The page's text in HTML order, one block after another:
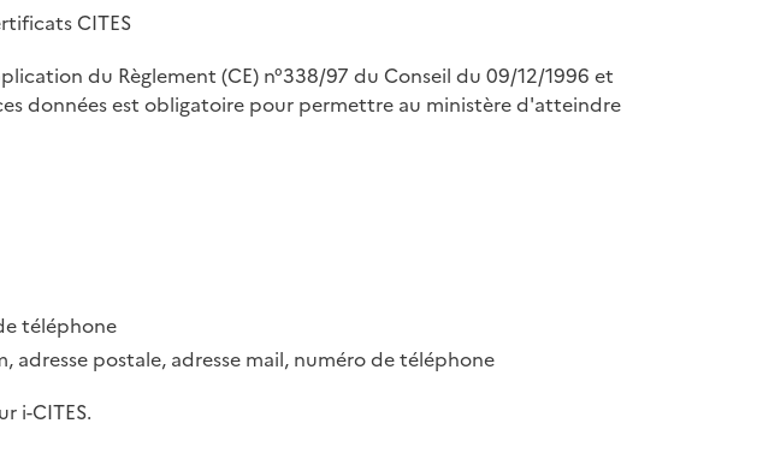
CITES
du Règlement (CE) n°338/97 du Conseil du 09/12/1996 et
données est obligatoire pour permettre au ministère d'atteindre
téléphone
postale, adresse mail, numéro de téléphone
i-CITES.